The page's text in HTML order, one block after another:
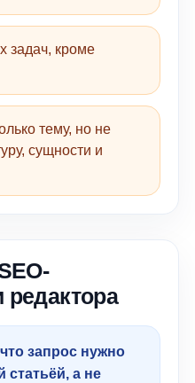
задач, кроме
тему, но не
сущности и
запрос нужно
статьёй, а не